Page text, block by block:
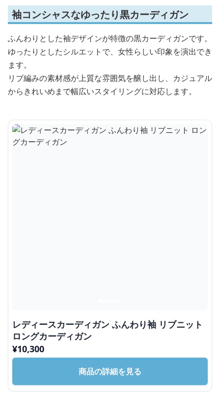
袖コンシャスなゆったり黒カーディガン
ふんわりとした袖デザインが特徴の黒カーディガンです。
ゆったりとしたシルエットで、女性らしい印象を演出でき
ます。
リブ編みの素材感が上質な雰囲気を醸し出し、カジュアル
からきれいめまで幅広いスタイリングに対応します。
レディースカーディガン ふんわり袖 リブニット
ロングカーディガン
¥10,300
商品の詳細を見る